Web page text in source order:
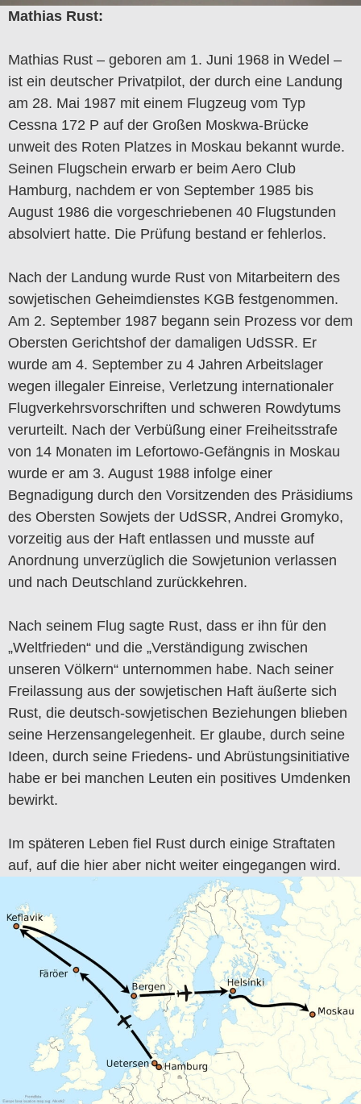
Mathias Rust:
Mathias Rust – geboren am 1. Juni 1968 in Wedel –
ist ein deutscher Privatpilot, der durch eine Landung
am 28. Mai 1987 mit einem Flugzeug vom Typ
Cessna 172 P auf der Großen Moskwa-Brücke
unweit des Roten Platzes in Moskau bekannt wurde.
Seinen Flugschein erwarb er beim Aero Club
Hamburg, nachdem er von September 1985 bis
August 1986 die vorgeschriebenen 40 Flugstunden
absolviert hatte. Die Prüfung bestand er fehlerlos.
Nach der Landung wurde Rust von Mitarbeitern des
sowjetischen Geheimdienstes KGB festgenommen.
Am 2. September 1987 begann sein Prozess vor dem
Obersten Gerichtshof der damaligen UdSSR. Er
wurde am 4. September zu 4 Jahren Arbeitslager
wegen illegaler Einreise, Verletzung internationaler
Flugverkehrsvorschriften und schweren Rowdytums
verurteilt. Nach der Verbüßung einer Freiheitsstrafe
von 14 Monaten im Lefortowo-Gefängnis in Moskau
wurde er am 3. August 1988 infolge einer
Begnadigung durch den Vorsitzenden des Präsidiums
des Obersten Sowjets der UdSSR, Andrei Gromyko,
vorzeitig aus der Haft entlassen und musste auf
Anordnung unverzüglich die Sowjetunion verlassen
und nach Deutschland zurückkehren.
Nach seinem Flug sagte Rust, dass er ihn für den
„Weltfrieden“ und die „Verständigung zwischen
unseren Völkern“ unternommen habe. Nach seiner
Freilassung aus der sowjetischen Haft äußerte sich
Rust, die deutsch-sowjetischen Beziehungen blieben
seine Herzensangelegenheit. Er glaube, durch seine
Ideen, durch seine Friedens- und Abrüstungsinitiative
habe er bei manchen Leuten ein positives Umdenken
bewirkt.
Im späteren Leben fiel Rust durch einige Straftaten
auf, auf die hier aber nicht weiter eingegangen wird.